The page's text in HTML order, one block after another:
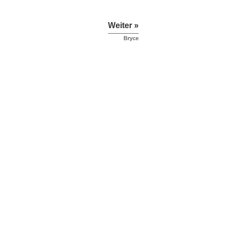
Weiter »
Bryce